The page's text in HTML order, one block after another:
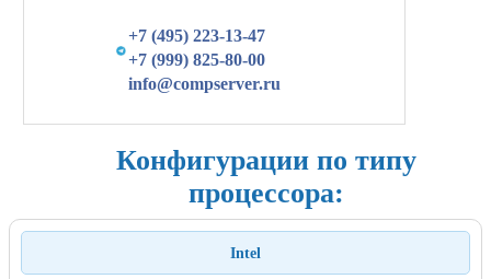
+7 (495) 223-13-47
+7 (999) 825-80-00
info@compserver.ru
Конфигурации по типу
процессора:
Intel